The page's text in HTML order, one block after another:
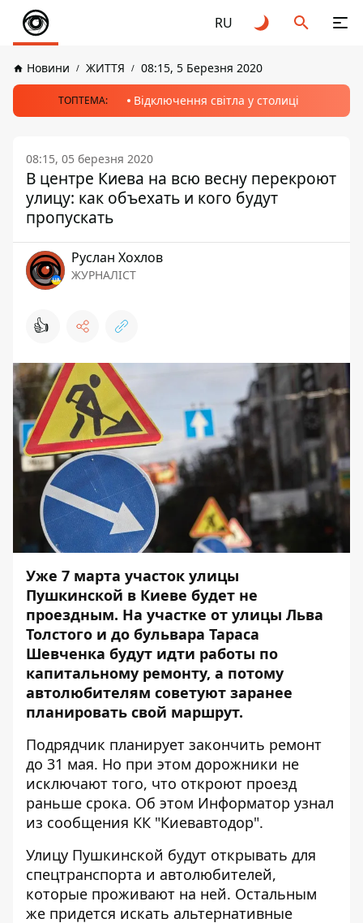
RU
Новини ЖИТТЯ 08:15, 5 Березня 2020
ТОПТЕМА: Відключення світла у столиці
08:15, 05 березня 2020
В центре Киева на всю весну перекроют
улицу: как объехать и кого будут
пропускать
Руслан Хохлов
ЖУРНАЛІСТ
👍
Уже 7 марта участок улицы
Пушкинской в Киеве будет не
проездным. На участке от улицы Льва
Толстого и до бульвара Тараса
Шевченка будут идти работы по
капитальному ремонту, а потому
автолюбителям советуют заранее
планировать свой маршрут.
Подрядчик планирует закончить ремонт
до 31 мая. Но при этом дорожники не
исключают того, что откроют проезд
раньше срока. Об этом Информатор узнал
из сообщения КК "Киевавтодор".
Улицу Пушкинской будут открывать для
спецтранспорта и автолюбителей,
которые проживают на ней. Остальным
же придется искать альтернативные